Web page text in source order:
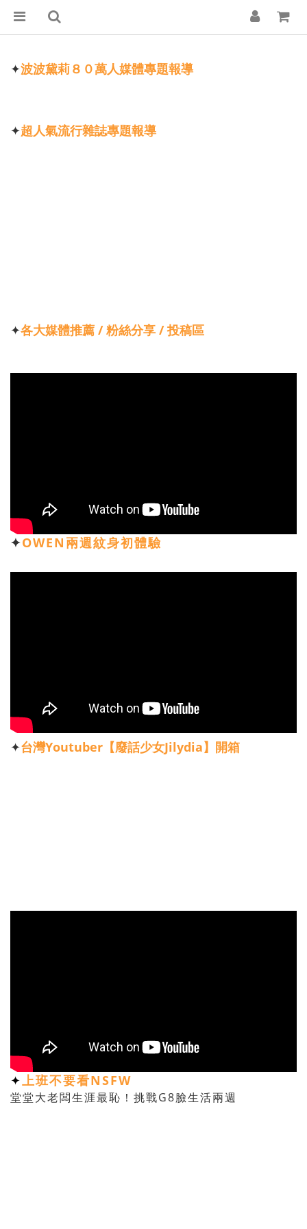
✦波波黛莉８０萬人媒體專題報導
✦超人氣流行雜誌專題報導
✦各大媒體推薦 / 粉絲分享 / 投稿區
✦OWEN兩週紋身初體驗
✦台灣Youtuber【廢話少女Jilydia】開箱
✦上班不要看NSFW
堂堂大老闆生涯最恥！挑戰G8臉生活兩週